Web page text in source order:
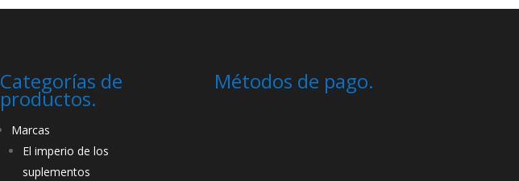
Categorías de
productos.
Marcas
El imperio de los
suplementos
Métodos de pago.